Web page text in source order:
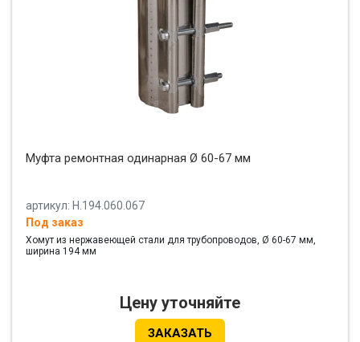
Муфта ремонтная одинарная Ø 60-67 мм
артикул: Н.194.060.067
Под заказ
Хомут из нержавеющей стали для трубопроводов, Ø 60-67 мм,
ширина 194 мм
Цену уточняйте
ЗАКАЗАТЬ